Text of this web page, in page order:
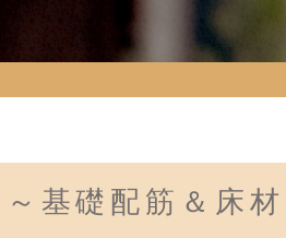
ア
基礎配筋＆床材